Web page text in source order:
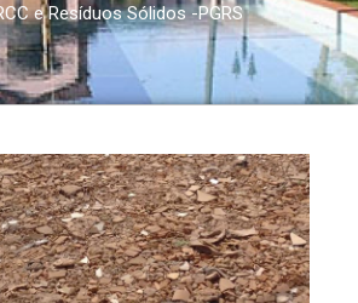
e Resíduos Sólidos -PGRS